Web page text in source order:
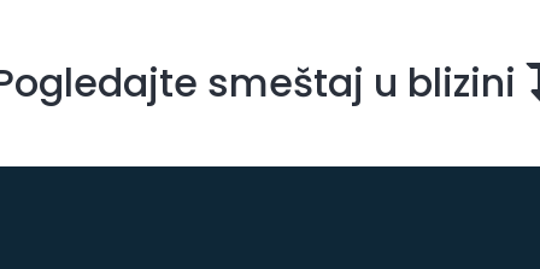
smeštaj u blizini